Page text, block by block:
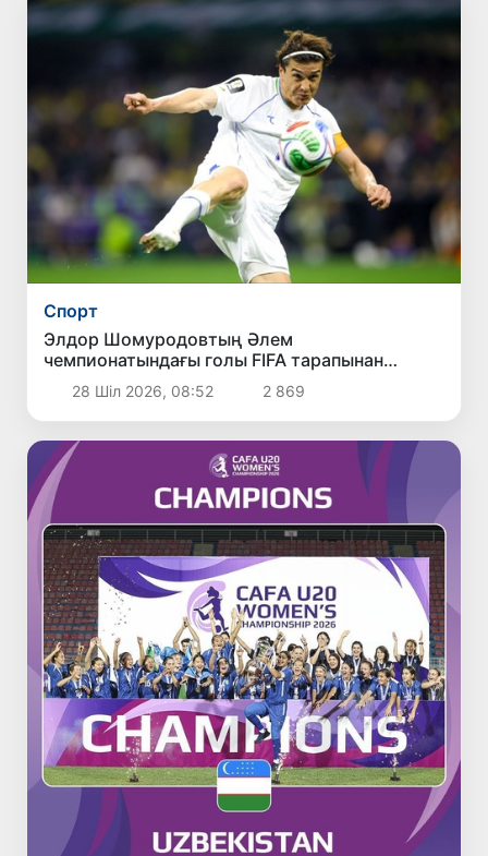
Спорт
Элдор Шомуродовтың Әлем
чемпионатындағы голы FIFA тарапынан
өткізілген «Турнирдің ең әдемі голы»
сауалнамасында екінші орынды иеледі
28 Шіл 2026, 08:52 2 869